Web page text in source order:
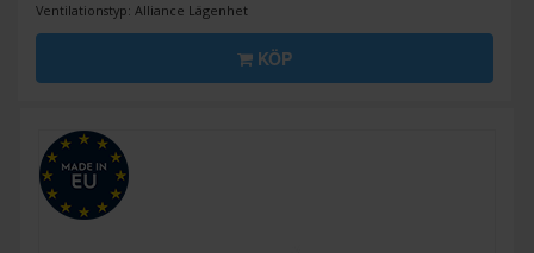
Ventilationstyp: Alliance Lägenhet
KÖP